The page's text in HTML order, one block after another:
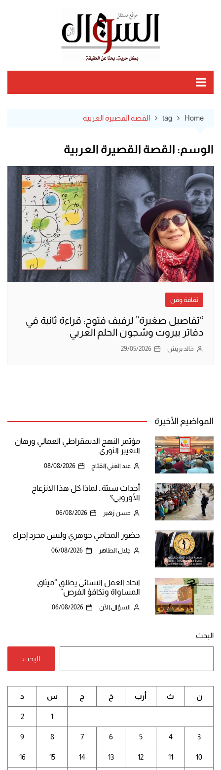
Home
tag القصة القصيرة العربية
الوسم: القصة القصيرة العربية
ثقافة وفن
“تفاصيل صغيرة” لرفيف فتوح: قراءة ثانية في
دفاتر بيروت وشجون الحلم العربي
خالد بريش 29/05/2026
المواضيع الأخيرة
مؤتمر النهج الديمقراطي العمالي ورهان
التغيير الثوري
عبد الغني القبّاج 08/08/2026
أحداث سبتة.. لماذا كل هذا الانزعاج
الأوروبي؟
حسن زهير 06/08/2026
حضور المحامي جوهري وليس مجرد إجراء
جلال الطاهر 06/08/2026
اتحاد العمل النسائي يطلق “ميثاق
المساواة وتكافؤ الفرص”
السؤال الآن 06/08/2026
البحث
البحث
ن ث أرب خ ج س د
1
2
3
4
5
6
7
8
9
10
11
12
13
14
15
16